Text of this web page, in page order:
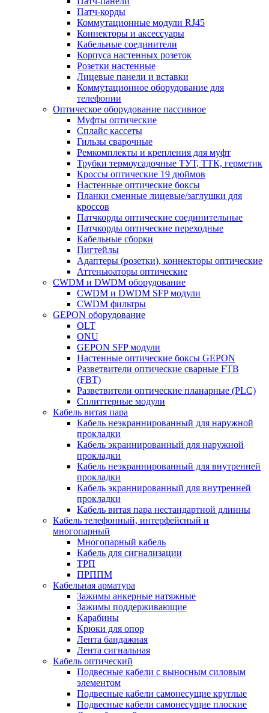
Патч-корды
Коммутационные модули RJ45
Коннекторы и аксессуары
Кабельные соединители
Корпуса настенных розеток
Розетки настенные
Лицевые панели и вставки
Коммутационное оборудование для
телефонии
Оптическое оборудование пассивное
Муфты оптические
Сплайс кассеты
Гильзы сварочные
Ремкомплекты и крепления для муфт
Трубки термоусадочные ТУТ, ТТК, герметик
Кроссы оптические 19 дюймов
Настенные оптические боксы
Планки сменные лицевые/заглушки для
кроссов
Патчкорды оптические соединительные
Патчкорды оптические переходные
Кабельные сборки
Пигтейлы
Адаптеры (розетки), коннекторы оптические
Аттеньюаторы оптические
CWDM и DWDM оборудование
CWDM и DWDM SFP модули
CWDM фильтры
GEPON оборудование
OLT
ONU
GEPON SFP модули
Настенные оптические боксы GEPON
Разветвители оптические сварные FTB
(FBT)
Разветвители оптические планарные (PLC)
Сплиттерные модули
Кабель витая пара
Кабель неэкраннированный для наружной
прокладки
Кабель экраннированный для наружной
прокладки
Кабель неэкраннированный для внутренней
прокладки
Кабель экраннированный для внутренней
прокладки
Кабель витая пара нестандартной длинны
Кабель телефонный, интерфейсный и
многопарный
Многопарный кабель
Кабель для сигнализации
ТРП
ПРППМ
Кабельная арматура
Зажимы анкерные натяжные
Зажимы поддерживающие
Карабины
Крюки для опор
Лента бандажная
Лента сигнальная
Кабель оптический
Подвесные кабели с выносным силовым
элементом
Подвесные кабели самонесущие круглые
Подвесные кабели самонесущие плоские